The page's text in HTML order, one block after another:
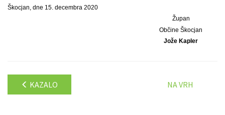
Škocjan, dne 15. decembra 2020
Župan
Občine Škocjan
Jože Kapler
KAZALO NA VRH